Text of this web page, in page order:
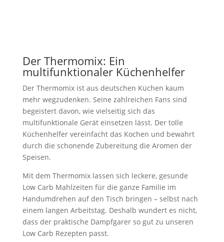
Der Thermomix: Ein
multifunktionaler Küchenhelfer
Der Thermomix ist aus deutschen Küchen kaum
mehr wegzudenken. Seine zahlreichen Fans sind
begeistert davon, wie vielseitig sich das
multifunktionale Gerät einsetzen lässt. Der tolle
Küchenhelfer vereinfacht das Kochen und bewahrt
durch die schonende Zubereitung die Aromen der
Speisen.
Mit dem Thermomix lassen sich leckere, gesunde
Low Carb Mahlzeiten für die ganze Familie im
Handumdrehen auf den Tisch bringen – selbst nach
einem langen Arbeitstag. Deshalb wundert es nicht,
dass der praktische Dampfgarer so gut zu unseren
Low Carb Rezepten passt.